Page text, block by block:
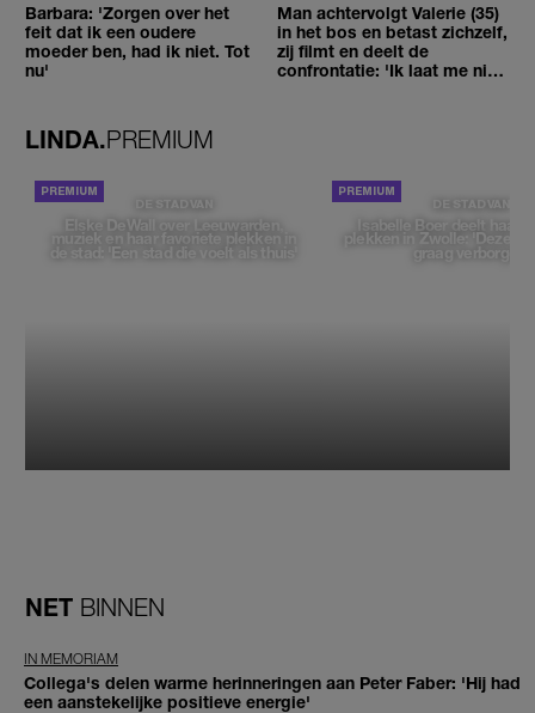
Barbara: 'Zorgen over het
feit dat ik een oudere
moeder ben, had ik niet. Tot
nu'
Man achtervolgt Valerie (35)
in het bos en betast zichzelf,
zij filmt en deelt de
confrontatie: 'Ik laat me niet
LINDA.PREMIUM
DE STAD VAN
Elske DeWall over Leeuwarden,
muziek en haar favoriete plekken in
de stad: 'Een stad die voelt als thuis'
DE STAD VAN
Isabelle Boer deelt haar
plekken in Zwolle: 'Deze
graag verborgen'
NET BINNEN
IN MEMORIAM
Collega's delen warme herinneringen aan Peter Faber: 'Hij had
een aanstekelijke positieve energie'